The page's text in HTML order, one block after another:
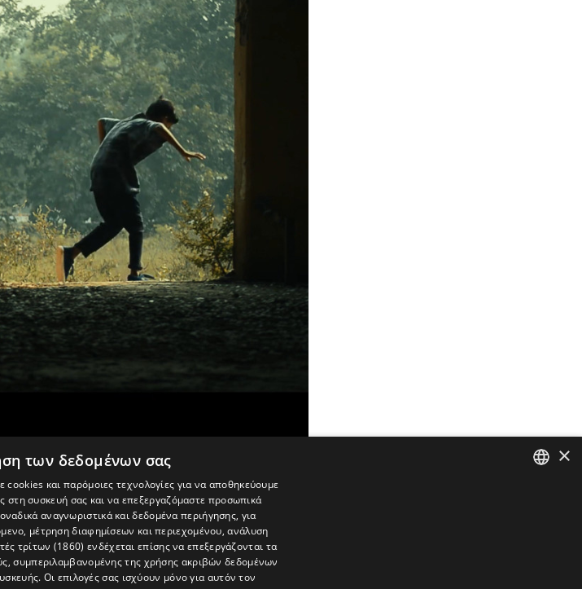
×
των δεδομένων σας
cookies και παρόμοιες τεχνολογίες για να αποθηκεύουμε
στη συσκευή σας και να επεξεργαζόμαστε προσωπικά
αναγνωριστικά και δεδομένα περιήγησης, για
μέτρηση διαφημίσεων και περιεχομένου, ανάλυση
τρίτων (1860) ενδέχεται επίσης να επεξεργάζονται τα
συμπεριλαμβανομένης της χρήσης ακριβών δεδομένων
Οι επιλογές σας ισχύουν μόνο για αυτόν τον